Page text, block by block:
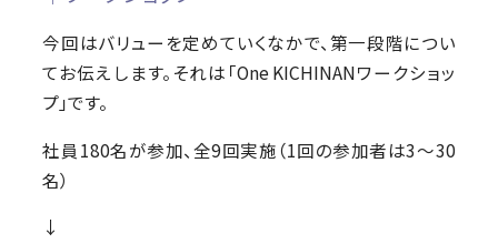
今回はバリューを定めていくなかで、第一段階につい
てお伝えします。それは「One KICHINANワークショッ
プ」です。
社員180名が参加、全9回実施（1回の参加者は3～30
名）
↓